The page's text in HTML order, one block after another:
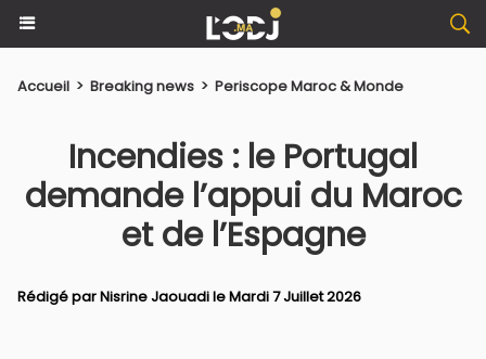
Accueil > Breaking news > Periscope Maroc & Monde
Incendies : le Portugal
demande l’appui du Maroc
et de l’Espagne
Rédigé parNisrine Jaouadile Mardi 7 Juillet 2026